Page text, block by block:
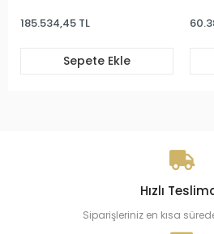
185.534,45 TL
Sepete Ekle
Hızlı
Siparişleriniz en kısa